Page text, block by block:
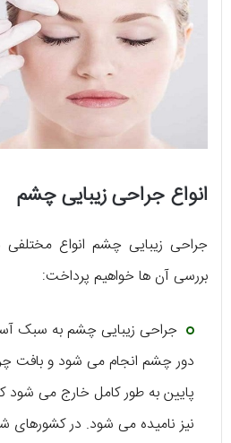
انواع جراحی زیبایی چشم
جراحی زیبایی چشم انواع مختلفی
بررسی آن ها خواهیم پرداخت:
جراحی زیبایی چشم به سبک
دور چشم انجام می شود و بافت
پایین به طور کامل خارج می شود
نیز نامیده می شود. در کشورهای